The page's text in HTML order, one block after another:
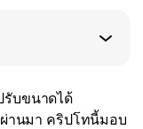
รับขนาดได้
านมา คริปโทนี้มอบ